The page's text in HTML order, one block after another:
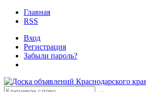
Главная
RSS
Вход
Регистрация
Забыли пароль?